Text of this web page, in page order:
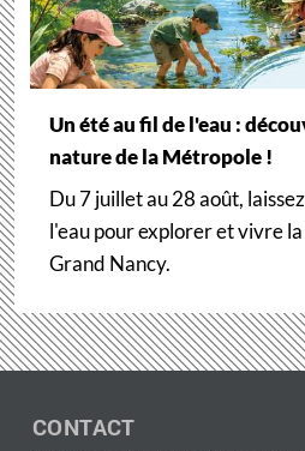
Un été au fil de l'eau :
nature de la Métropole !
Du 7 juillet au 28 août,
l'eau pour explorer et vivre
Grand Nancy.
CONTACT